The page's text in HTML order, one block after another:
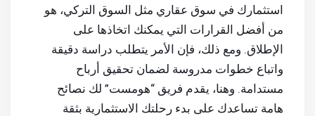
استثمارك في سوق عقاري مثل السوق التركي، هو
من أفضل القرارات التي يمكنك اتخاذها على
الإطلاق. ومع ذلك، فإن الأمر يتطلب دراسة دقيقة
واتباع خطوات مدروسة لضمان تحقيق أرباح
مستدامة. وهنا، يقدم فريق “هومست” لك نصائح
هامة تساعدك على بدء رحلتك الاستثمارية بثقة